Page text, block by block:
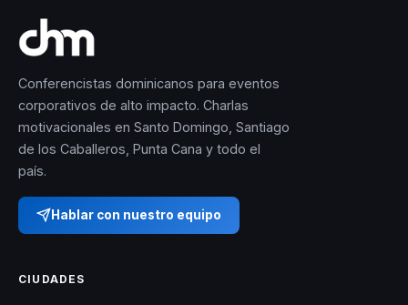
Conferencistas dominicanos para eventos
corporativos de alto impacto. Charlas
motivacionales en Santo Domingo, Santiago
de los Caballeros, Punta Cana y todo el
país.
Hablar con nuestro equipo
CIUDADES